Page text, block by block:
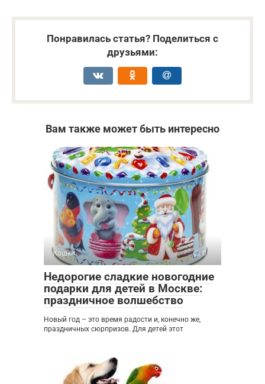
Понравилась статья? Поделиться с
друзьями:
Вам также может быть интересно
Кошки 0
Недорогие сладкие новогодние
подарки для детей в Москве:
праздничное волшебство
Новый год – это время радости и, конечно же,
праздничных сюрпризов. Для детей этот